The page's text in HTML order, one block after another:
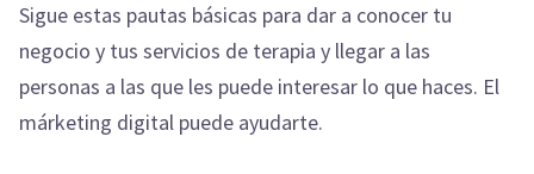
Sigue estas pautas básicas para dar a conocer tu
negocio y tus servicios de terapia y llegar a las
personas a las que les puede interesar lo que haces. El
márketing digital puede ayudarte.